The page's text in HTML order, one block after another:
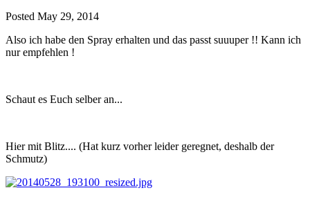
Posted May 29, 2014
Also ich habe den Spray erhalten und das passt suuuper !! Kann ich
nur empfehlen !
Schaut es Euch selber an...
Hier mit Blitz.... (Hat kurz vorher leider geregnet, deshalb der
Schmutz)